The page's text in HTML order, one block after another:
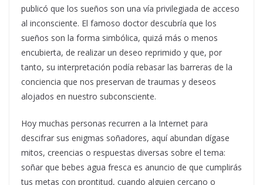
publicó que los sueños son una vía privilegiada de acceso
al inconsciente. El famoso doctor descubría que los
sueños son la forma simbólica, quizá más o menos
encubierta, de realizar un deseo reprimido y que, por
tanto, su interpretación podía rebasar las barreras de la
conciencia que nos preservan de traumas y deseos
alojados en nuestro subconsciente.
Hoy muchas personas recurren a la Internet para
descifrar sus enigmas soñadores, aquí abundan dígase
mitos, creencias o respuestas diversas sobre el tema:
soñar que bebes agua fresca es anuncio de que cumplirás
tus metas con prontitud, cuando alguien cercano o